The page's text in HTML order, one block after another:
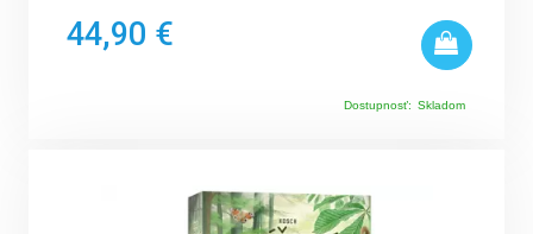
44,90 €
Dostupnosť: Skladom